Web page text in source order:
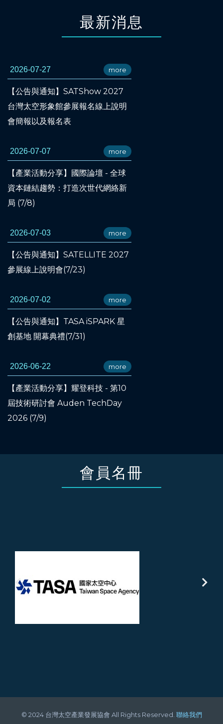
最新消息
2026-07-27 more
【公告與通知】SATShow 2027
台灣太空形象館參展報名線上說明
會簡報以及報名表
2026-07-07 more
【產業活動分享】國際論壇 - 全球
資本鏈結趨勢：打造次世代網絡新
局 (7/8)
2026-07-03 more
【公告與通知】SATELLITE 2027
參展線上說明會(7/23)
2026-07-02 more
【公告與通知】TASA iSPARK 星
創基地 開幕典禮(7/31)
2026-06-22 more
【產業活動分享】耀登科技 - 第10
屆技術研討會 Auden TechDay
2026 (7/9)
會員名冊
© 2024 台灣太空產業發展協會 All Rights Reserved. 聯絡我們